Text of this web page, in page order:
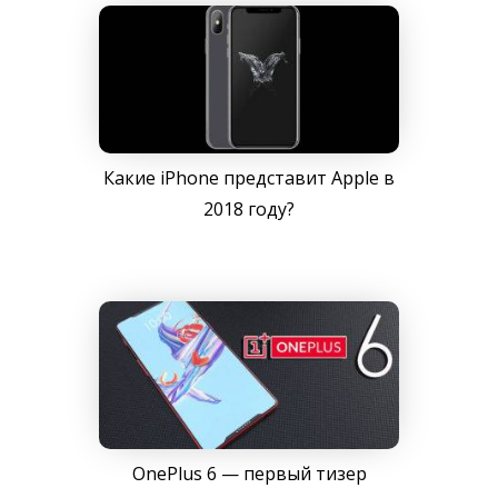
Какие iPhone представит Apple в
2018 году?
OnePlus 6 — первый тизер